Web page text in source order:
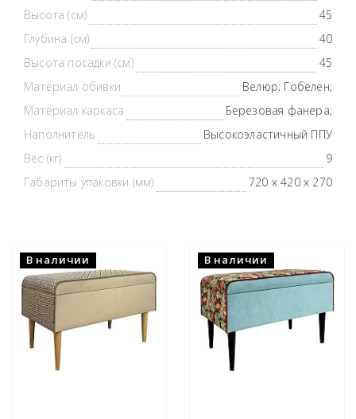
Высота (см)
45
Глубина (см)
40
Высота посадки (см)
45
Материал обивки
Велюр; Гобелен;
Материал каркаса
Березовая фанера;
Наполнитель
Высокоэластичный ППУ
Вес (кг)
9
Габариты упаковки (мм)
720 х 420 х 270
В наличии В наличии